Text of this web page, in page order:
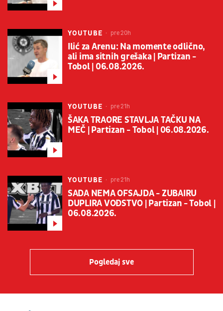
YOUTUBE pre 20h
Ilić za Arenu: Na momente odlično,
ali ima sitnih grešaka | Partizan -
Tobol | 06.08.2026.
YOUTUBE pre 21h
ŠAKA TRAORE STAVLJA TAČKU NA
MEČ | Partizan - Tobol | 06.08.2026.
YOUTUBE pre 21h
SADA NEMA OFSAJDA - ZUBAIRU
DUPLIRA VOĐSTVO | Partizan - Tobol |
06.08.2026.
Pogledaj sve